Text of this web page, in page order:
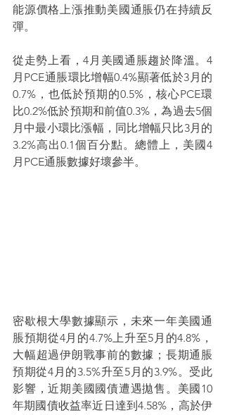
能源價格上漲推動美國通脹仍在持續反
彈。
從走勢上看，4月美國通脹趨於降溫。4
月PCE通脹環比增幅0.4%顯著低於3月的
0.7%，也低於預期的0.5%，核心PCE環
比0.2%低於預期和前值0.3%，為過去5個
月中最小環比漲幅，同比增幅只比3月的
3.2%高出0.1個百分點。總體上，美國4
月PCE通脹數據好壞參半。
密歇根大學數據顯示，未來一年美國通
脹預期從4月的4.7%上升至5月的4.8%，
大幅超過伊朗戰事前的數據；長期通脹
預期從4月的3.5%升至5月的3.9%。受此
影響，近期美國國債遭遇拋售。美國10
年期國債收益率近日達到4.58%，高於伊